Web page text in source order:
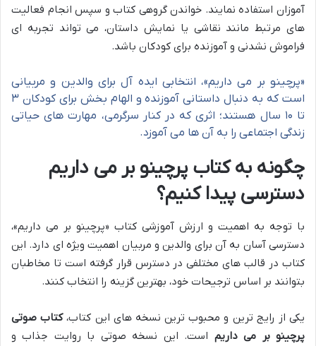
آموزان استفاده نمایند. خواندن گروهی کتاب و سپس انجام فعالیت
های مرتبط مانند نقاشی یا نمایش داستان، می تواند تجربه ای
فراموش نشدنی و آموزنده برای کودکان باشد.
«پرچینو بر می داریم»، انتخابی ایده آل برای والدین و مربیانی
است که به دنبال داستانی آموزنده و الهام بخش برای کودکان ۳
تا ۱۰ سال هستند؛ اثری که در کنار سرگرمی، مهارت های حیاتی
زندگی اجتماعی را به آن ها می آموزد.
چگونه به کتاب پرچینو بر می داریم
دسترسی پیدا کنیم؟
با توجه به اهمیت و ارزش آموزشی کتاب «پرچینو بر می داریم»،
دسترسی آسان به آن برای والدین و مربیان اهمیت ویژه ای دارد. این
کتاب در قالب های مختلفی در دسترس قرار گرفته است تا مخاطبان
بتوانند بر اساس ترجیحات خود، بهترین گزینه را انتخاب کنند.
یکی از رایج ترین و محبوب ترین نسخه های این کتاب،کتاب صوتی
پرچینو بر می داریم است. این نسخه صوتی با روایت جذاب و